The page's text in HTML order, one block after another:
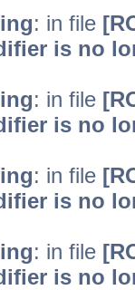
: in file
is no
: in file
is no
: in file
is no
: in file
is no